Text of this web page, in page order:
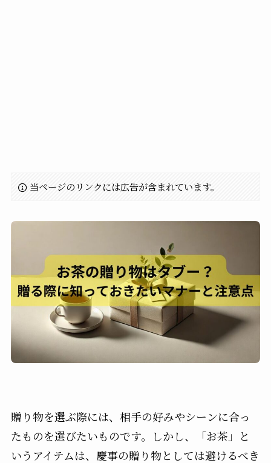
当ページのリンクには広告が含まれています。
贈り物を選ぶ際には、相手の好みやシーンに合っ
たものを選びたいものです。しかし、「お茶」と
いうアイテムは、慶事の贈り物としては避けるべき